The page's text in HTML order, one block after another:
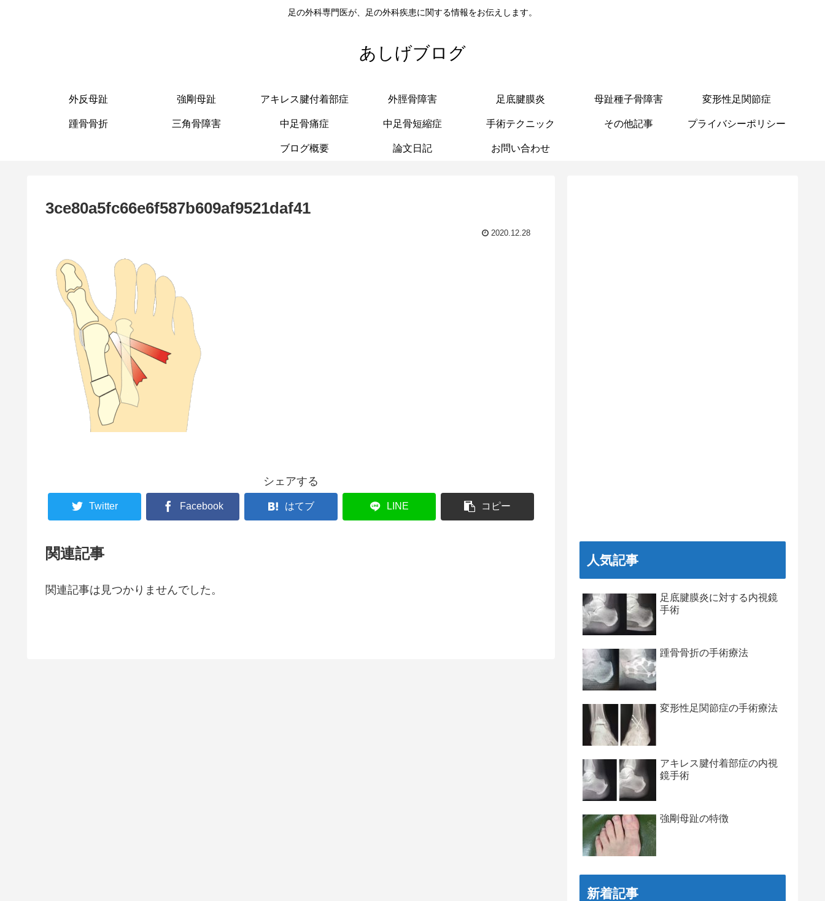
足の外科専門医が、足の外科疾患に関する情報をお伝えします。
あしげブログ
外反母趾 強剛母趾 アキレス腱付着部症 外脛骨障害 足底腱膜炎 母趾種子骨障害 変形性足関節症
踵骨骨折 三角骨障害 中足骨痛症 中足骨短縮症 手術テクニック その他記事 プライバシーポリシー
ブログ概要 論文日記 お問い合わせ
3ce80a5fc66e6f587b609af9521daf41
2020.12.28
シェアする
Twitter Facebook はてブ LINE コピー
関連記事
関連記事は見つかりませんでした。
人気記事
足底腱膜炎に対する内視鏡
手術
踵骨骨折の手術療法
変形性足関節症の手術療法
アキレス腱付着部症の内視
鏡手術
強剛母趾の特徴
新着記事